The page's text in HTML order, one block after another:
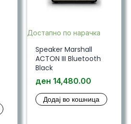
39,980.00.
Достапно по нарачка
Speaker Marshall
ACTON III Bluetooth
Black
ден 14,480.00
Додај во кошница